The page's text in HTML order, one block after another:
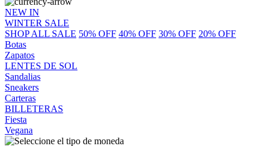
NEW IN
WINTER SALE
SHOP ALL SALE 50% OFF 40% OFF 30% OFF 20% OFF
Botas
Zapatos
LENTES DE SOL
Sandalias
Sneakers
Carteras
BILLETERAS
Fiesta
Vegana